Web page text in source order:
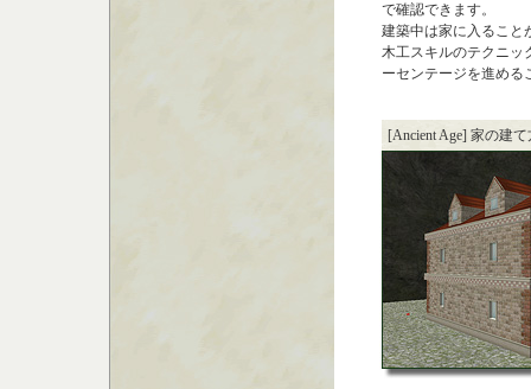
で確認できます。
建築中は家に入ること
木工スキルのテクニッ
ーセンテージを進める
[Ancient Age] 家の建て